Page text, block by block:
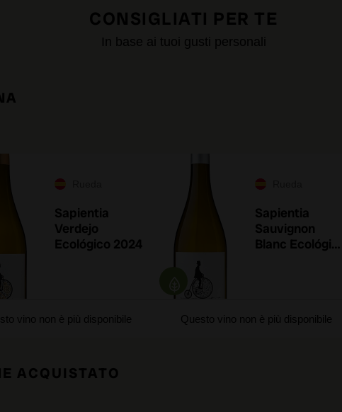
CONSIGLIATI PER TE
In base ai tuoi gusti personali
Sapientia
Verdejo
Ecológico 2024
vino non è più disponibile
Sapientia
Sauvignon
Blanc Ecológico
Questo vino non è più disponibile
ACQUISTATO